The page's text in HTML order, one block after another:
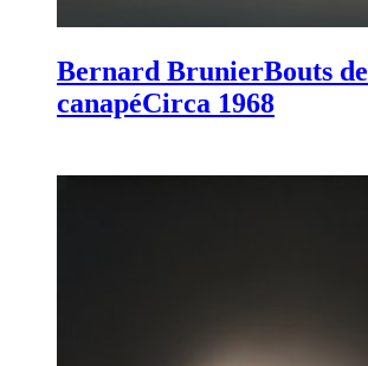
Bernard BrunierBouts de
canapéCirca 1968